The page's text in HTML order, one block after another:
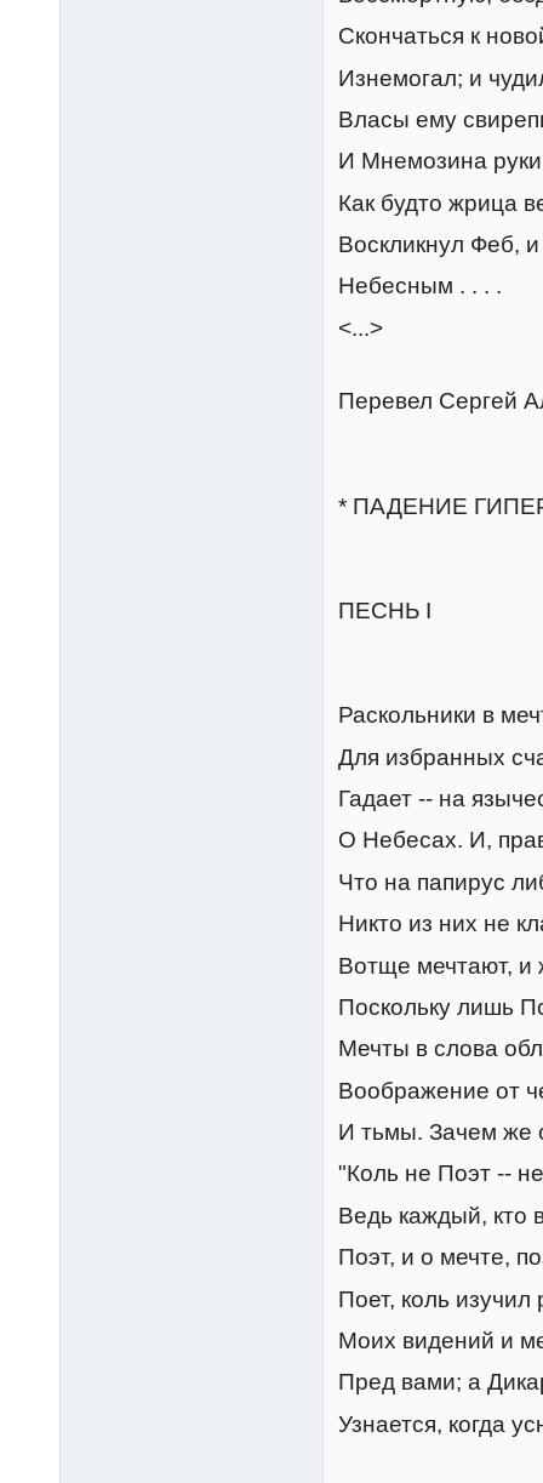
Скончаться к
Изнемогал; и
Власы ему
И Мнемозина
Как будто жрица
Воскликнул Феб,
Небесным . . . .
<...>
Перевел Сергей
* ПАДЕНИЕ
ПЕСНЬ I
Раскольники в
Для избранных
Гадает -- на
О Небесах. И,
Что на папирус
Никто из них не
Вотще мечтают, и
Поскольку лишь
Мечты в слова
Воображение от
И тьмы. Зачем же
"Коль не Поэт --
Ведь каждый, кто
Поэт, и о мечте,
Поет, коль изучил
Моих видений и
Пред вами; а
Узнается, когда